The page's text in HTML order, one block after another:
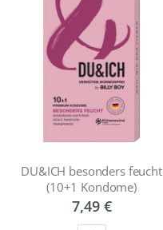
DU&ICH besonders feucht
(10+1 Kondome)
7,49 €